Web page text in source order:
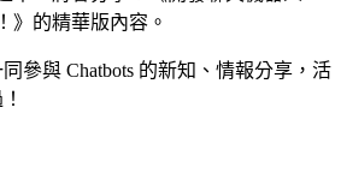
》的精華版內容。
參與 Chatbots 的新知、情報分享，活